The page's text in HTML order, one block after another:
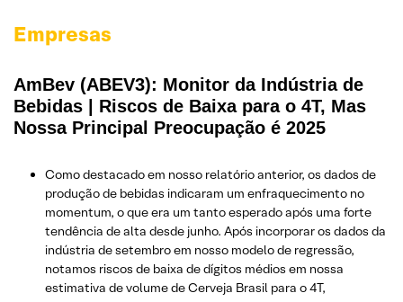
Empresas
AmBev (ABEV3): Monitor da Indústria de
Bebidas | Riscos de Baixa para o 4T, Mas
Nossa Principal Preocupação é 2025
Como destacado em nosso relatório anterior, os dados de
produção de bebidas indicaram um enfraquecimento no
momentum, o que era um tanto esperado após uma forte
tendência de alta desde junho. Após incorporar os dados da
indústria de setembro em nosso modelo de regressão,
notamos riscos de baixa de dígitos médios em nossa
estimativa de volume de Cerveja Brasil para o 4T,